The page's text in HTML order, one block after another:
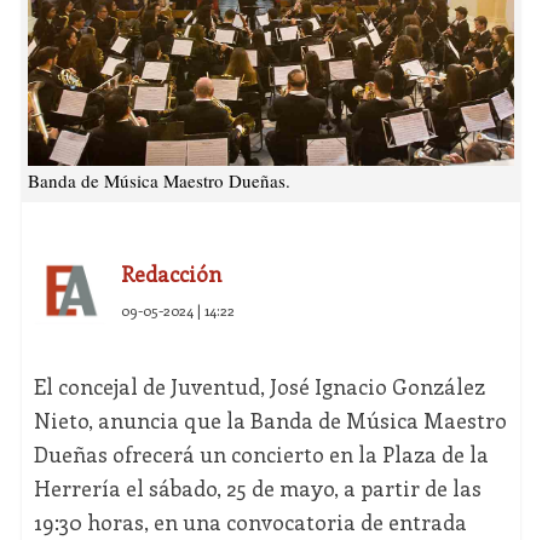
Banda de Música Maestro Dueñas.
Redacción
09-05-2024 | 14:22
El concejal de Juventud, José Ignacio González
Nieto, anuncia que la Banda de Música Maestro
Dueñas ofrecerá un concierto en la Plaza de la
Herrería el sábado, 25 de mayo, a partir de las
19:30 horas, en una convocatoria de entrada